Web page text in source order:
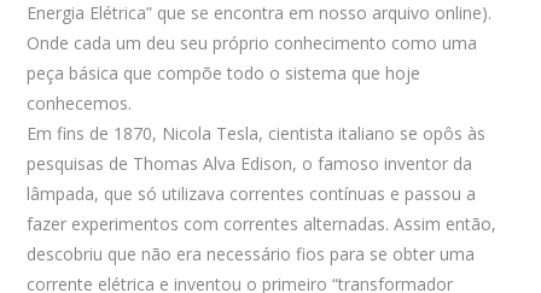
Energia Elétrica” que se encontra em nosso arquivo online).
Onde cada um deu seu próprio conhecimento como uma
peça básica que compõe todo o sistema que hoje
conhecemos.
Em fins de 1870, Nicola Tesla, cientista italiano se opôs às
pesquisas de Thomas Alva Edison, o famoso inventor da
lâmpada, que só utilizava correntes contínuas e passou a
fazer experimentos com correntes alternadas. Assim então,
descobriu que não era necessário fios para se obter uma
corrente elétrica e inventou o primeiro “transformador